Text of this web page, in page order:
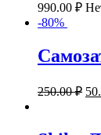
990.00 ₽
-80%
250.00₽